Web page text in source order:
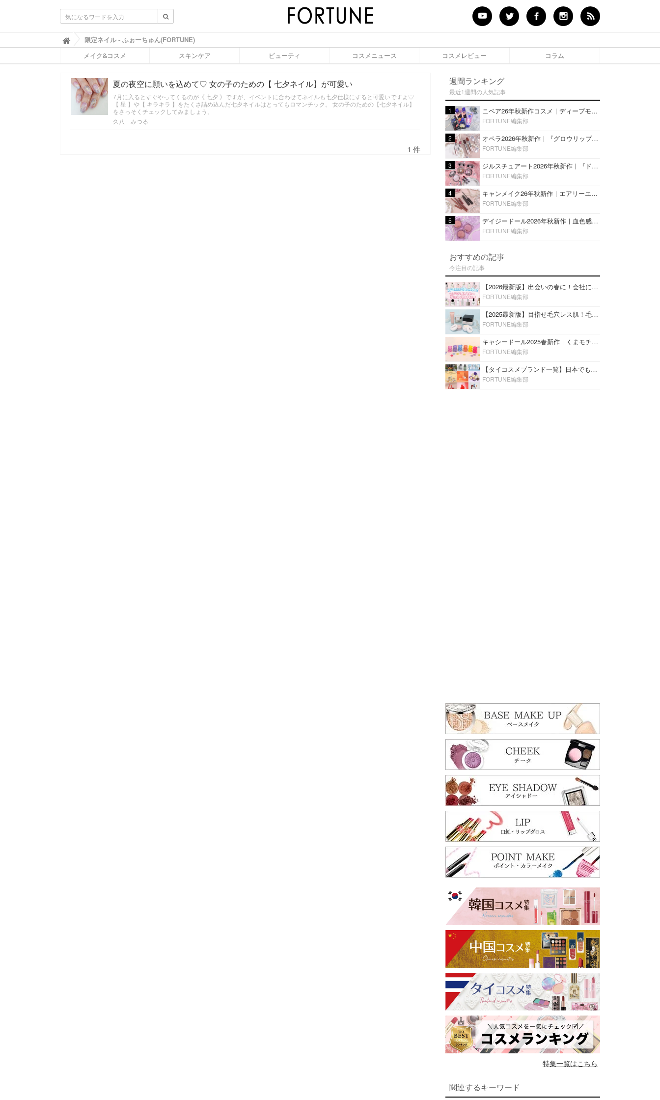
ふ
ぉ
ち
ん
限定ネイル - ふぉーちゅん(FORTUNE)
メイク&コスメ スキンケア ビューティ コスメニュース コスメレビュー コラム
夏の夜空に願いを込めて♡ 女の子のための【 七夕ネイル】が可愛い
7月に入るとすぐやってくるのが《 七夕 》ですが、イベントに合わせてネイルも七夕仕様にすると可愛いですよ♡
【 星 】や【 キラキラ 】をたくさ詰め込んだ七夕ネイルはとってもロマンチック。 女の子のための【七夕ネイル】
をさっそくチェックしてみましょう。
久八 みつる
1 件
週間ランキング
最近1週間の人気記事
1 ニベア26年秋新作コスメ｜ディープモイスチャーリップの美容液タイプや2in1ボディクリームスクラブも
FORTUNE編集部
2 オペラ2026年秋新作｜『グロウリップティント』の新色・限定色はローズジャムカラー♡全4色をレビュー
FORTUNE編集部
3 ジルスチュアート2026年秋新作｜『ドレスドブルーム アイズ』新色や限定ハイライト・リップをレビュー
FORTUNE編集部
4 キャンメイク26年秋新作｜エアリーエクステンションライナー＆カールスナイパーマスカラ新色をレビュー
FORTUNE編集部
5 デイジードール2026年秋新作｜血色感が可愛い♡『パウダー ブラッシュ ブルーム』新3色をレビュー
FORTUNE編集部
おすすめの記事
今注目の記事
【2026最新版】出会いの春に！会社にもおすすめの好印象な香水14選♡ビジネスの場での香水マナーも
FORTUNE編集部
【2025最新版】目指せ毛穴レス肌！毛穴を埋めて隠す「おすすめ部分用下地＆プライマー」ランキング♡
FORTUNE編集部
キャシードール2025春新作｜くまモチーフのミニリップ「シャイニーベア リップモイスト」をレビュー♡
FORTUNE編集部
【タイコスメブランド一覧】日本でも人気沸騰中の“タイコスメ”ブランド20選！
FORTUNE編集部
特集一覧はこちら
関連するキーワード